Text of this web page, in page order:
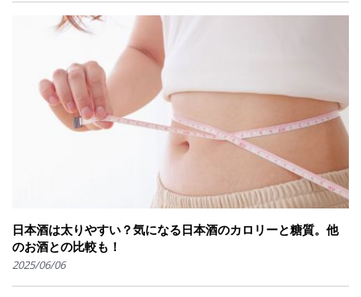
日本酒は太りやすい？気になる日本酒のカロリーと糖質。他
のお酒との比較も！
2025/06/06